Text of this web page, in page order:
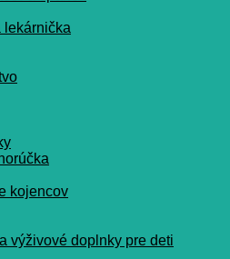
lekárnička
kojencov
výživové doplnky pre deti